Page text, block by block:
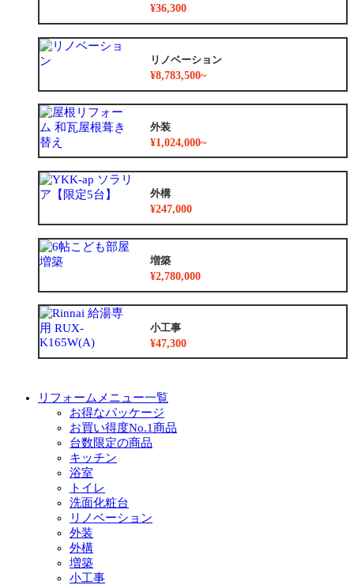
¥36,300
リノベーション
¥8,783,500~
外装
¥1,024,000~
外構
¥247,000
増築
¥2,780,000
小工事
¥47,300
リフォームメニュー一覧
お得なパッケージ
お買い得度No.1商品
台数限定の商品
キッチン
浴室
トイレ
洗面化粧台
リノベーション
外装
外構
増築
小工事